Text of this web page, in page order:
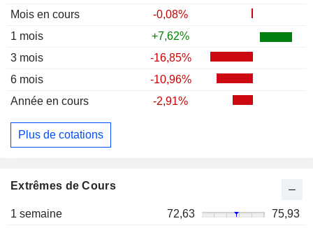
Mois en cours
-0,08%
1 mois
+7,62%
3 mois
-16,85%
6 mois
-10,96%
Année en cours
-2,91%
Plus de cotations
Extrêmes de Cours
1 semaine 72,63
75,93